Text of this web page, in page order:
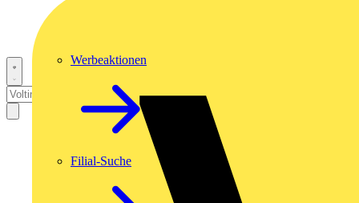
Werbeaktionen
Filial-Suche